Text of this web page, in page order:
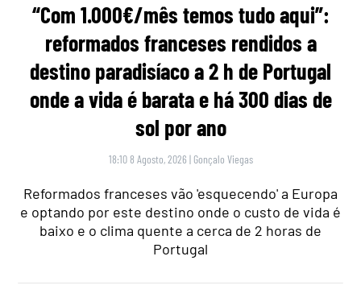
“Com 1.000€/mês temos tudo aqui”:
reformados franceses rendidos a
destino paradisíaco a 2 h de Portugal
onde a vida é barata e há 300 dias de
sol por ano
18:10 8 Agosto, 2026 | Gonçalo Viegas
Reformados franceses vão 'esquecendo' a Europa
e optando por este destino onde o custo de vida é
baixo e o clima quente a cerca de 2 horas de
Portugal